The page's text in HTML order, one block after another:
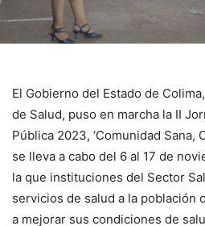
El Gobierno del Estado de
de Salud, puso en marcha la II
Pública 2023, ‘Comunidad Sana,
se lleva a cabo del 6 al 17 de
la que instituciones del Sector
servicios de salud a la población
a mejorar sus condiciones de